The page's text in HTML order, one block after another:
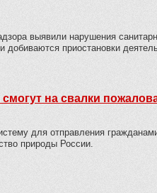
выявили нарушения
приостановки
на свалки
для отправления
природы России.